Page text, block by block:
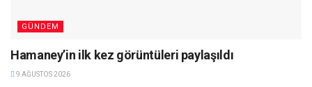
GÜNDEM
Hamaney’in ilk kez görüntüleri paylaşıldı
9 AĞUSTOS 2026